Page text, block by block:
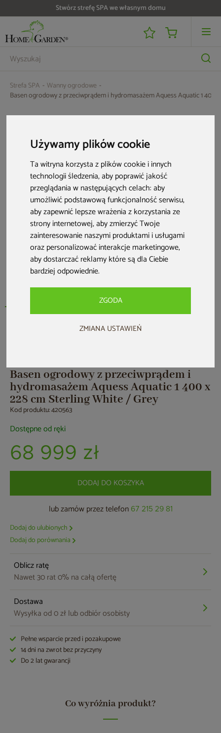
Używamy plików cookie
Ta witryna korzysta z plików cookie i innych
technologii śledzenia, aby poprawić jakość
przeglądania w następujących celach:aby
umożliwić podstawową funkcjonalność serwisu,
aby zapewnić lepsze wrażenia z korzystania ze
strony internetowej,aby zmierzyć Twoje
zainteresowanie naszymi produktami i usługami
oraz personalizować interakcje marketingowe,
aby dostarczać reklamy które są dla Ciebie
bardziej odpowiednie.
ZGODA
ZMIANA USTAWIEŃ
Stwórz strefę SPA we własnym domu
Strefa SPA
Wanny ogrodowe
Basen ogrodowy z przeciwprądem i hydromasażem Aquess Aquatic 1 400
Basen ogrodowy z przeciwprądem i
hydromasażem Aquess Aquatic 1 400 x
228 cm Sterling White / Grey
Kod produktu: 420563
Dostępne od ręki
68 999 zł
DODAJ DO KOSZYKA
lub zamów przez telefon 67 215 29 81
Dodaj do ulubionych
Dodaj do porównania
Oblicz ratę
Nawet 30 rat 0% na całą ofertę
Dostawa
Wysyłka od 0 zł lub odbiór osobisty
Pełne wsparcie przed i pozakupowe
14 dni na zwrot bez przyczyny
Do 2 lat gwarancji
Co wyróżnia produkt?